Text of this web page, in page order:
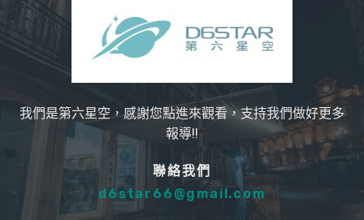
我們是第六星空，感謝您點進來觀看，支持我們做好更多
報導!!
聯絡我們
d6star66@gmail.com